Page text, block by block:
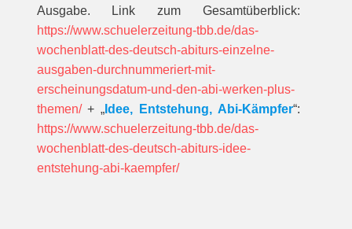
Ausgabe. Link zum Gesamt­über­blick:
https://www.schuelerzeitung-tbb.de/das-
wochenblatt-des-deutsch-abiturs-einzelne-
ausgaben-durchnummeriert-mit-
erscheinungsdatum-und-den-abi-werken-plus-
themen/+ „ Idee, Entstehung, Abi-Kämpfer“:
https://www.schuelerzeitung-tbb.de/das-
wochenblatt-des-deutsch-abiturs-idee-
entstehung-abi-kaempfer/